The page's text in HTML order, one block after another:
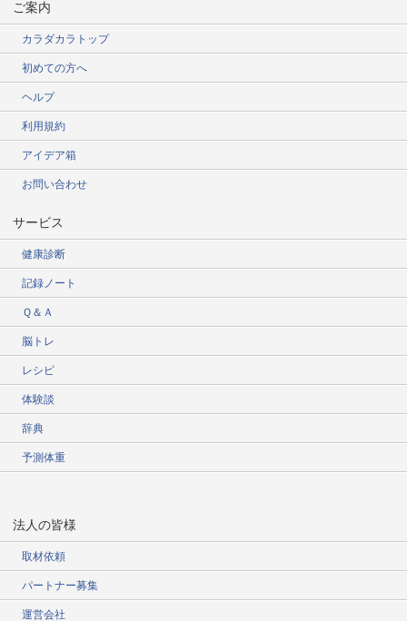
ご案内
カラダカラトップ
初めての方へ
ヘルプ
利用規約
アイデア箱
お問い合わせ
サービス
健康診断
記録ノート
Ｑ＆Ａ
脳トレ
レシピ
体験談
辞典
予測体重
法人の皆様
取材依頼
パートナー募集
運営会社